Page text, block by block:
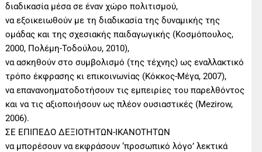
διαδικασία μέσα σε έναν χώρο πολιτισμού,
να εξοικειωθούν με τη διαδικασία της δυναμικής της
ομάδας και της σχεσιακής παιδαγωγικής (Κοσμόπουλος,
2000, Πολέμη-Τοδούλου, 2010),
να ασκηθούν στο συμβολισμό (της τέχνης) ως εναλλακτικό
τρόπο έκφρασης κι επικοινωνίας (Κόκκος-Μέγα, 2007),
να επανανοηματοδοτήσουν τις εμπειρίες του παρελθόντος
και να τις αξιοποιήσουν ως πλέον ουσιαστικές (Mezirow,
2006).
ΣΕ ΕΠΙΠΕΔΟ ΔΕΞΙΟΤΗΤΩΝ-ΙΚΑΝΟΤΗΤΩΝ
να μπορέσουν να εκφράσουν ‘προσωπικό λόγο’ λεκτικά